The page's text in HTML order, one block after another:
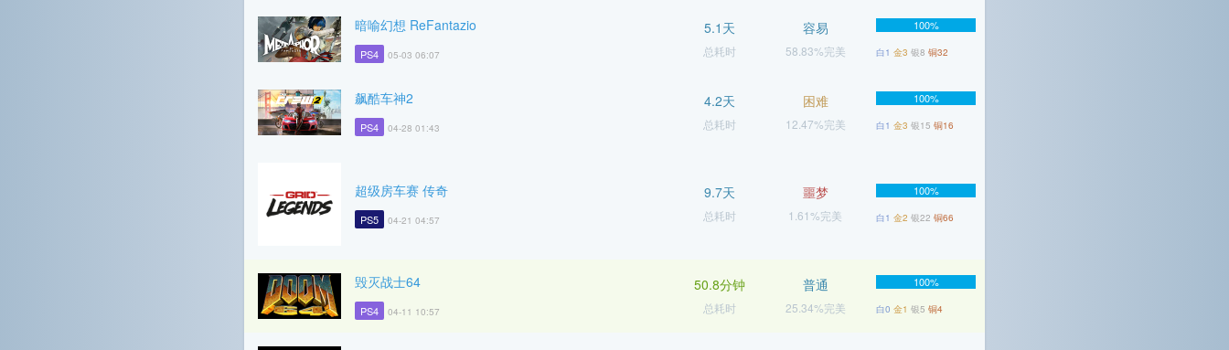
暗喻幻想 ReFantazio
PS4 05-03 06:07
5.1天
总耗时
容易
58.83%完美
100%
白1 金3 银8 铜32
飙酷车神2
PS4 04-28 01:43
4.2天
总耗时
困难
12.47%完美
100%
白1 金3 银15 铜16
超级房车赛 传奇
PS5 04-21 04:57
9.7天
总耗时
噩梦
1.61%完美
100%
白1 金2 银22 铜66
毁灭战士64
PS4 04-11 10:57
50.8分钟
总耗时
普通
25.34%完美
100%
白0 金1 银5 铜4